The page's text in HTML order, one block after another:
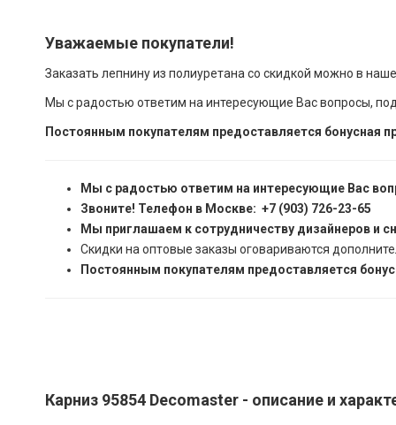
Уважаемые покупатели!
Заказать лепнину из полиуретана со скидкой можно в
Мы с радостью ответим на интересующие Вас вопросы,
Постоянным покупателям предоставляется бонусная
Мы с радостью ответим на интересующие Вас
Звоните! Телефон в Москве: +7 (903) 726-23-65
Мы приглашаем к сотрудничеству дизайнеров и
Скидки на оптовые заказы оговариваются
Постоянным покупателям предоставляется
Карниз 95854 Decomaster - описание и